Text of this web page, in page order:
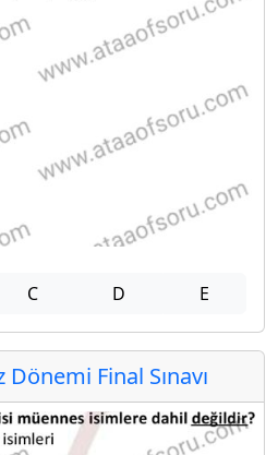
C D E
Final Sınavı